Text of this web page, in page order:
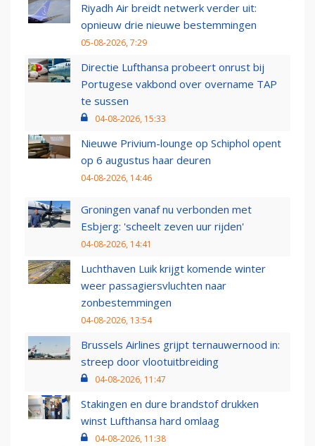
Riyadh Air breidt netwerk verder uit:
opnieuw drie nieuwe bestemmingen
05-08-2026, 7:29
Directie Lufthansa probeert onrust bij
Portugese vakbond over overname TAP
te sussen
04-08-2026, 15:33
Nieuwe Privium-lounge op Schiphol opent
op 6 augustus haar deuren
04-08-2026, 14:46
Groningen vanaf nu verbonden met
Esbjerg: 'scheelt zeven uur rijden'
04-08-2026, 14:41
Luchthaven Luik krijgt komende winter
weer passagiersvluchten naar
zonbestemmingen
04-08-2026, 13:54
Brussels Airlines grijpt ternauwernood in:
streep door vlootuitbreiding
04-08-2026, 11:47
Stakingen en dure brandstof drukken
winst Lufthansa hard omlaag
04-08-2026, 11:38